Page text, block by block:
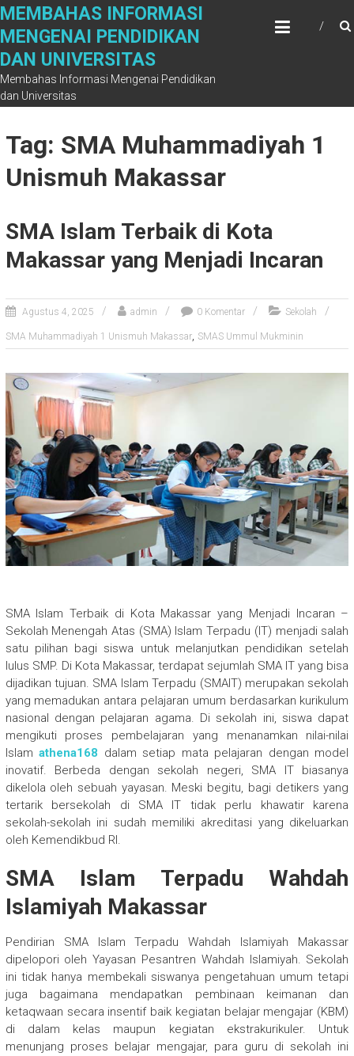
Skip
content
MEMBAHAS INFORMASI
MENGENAI PENDIDIKAN
DAN UNIVERSITAS
Membahas Informasi Mengenai Pendidikan
dan Universitas
Tag: SMA Muhammadiyah 1
Unismuh Makassar
SMA Islam Terbaik di Kota
Makassar yang Menjadi Incaran
Agustus 4, 2025 admin 0 Komentar Sekolah
SMA Muhammadiyah 1 Unismuh Makassar, SMAS Ummul Mukminin
SMA Islam Terbaik di Kota Makassar yang Menjadi Incaran –
Sekolah Menengah Atas (SMA) Islam Terpadu (IT) menjadi salah
satu pilihan bagi siswa untuk melanjutkan pendidikan setelah
lulus SMP. Di Kota Makassar, terdapat sejumlah SMA IT yang bisa
dijadikan tujuan. SMA Islam Terpadu (SMAIT) merupakan sekolah
yang memadukan antara pelajaran umum berdasarkan kurikulum
nasional dengan pelajaran agama. Di sekolah ini, siswa dapat
mengikuti proses pembelajaran yang menanamkan nilai-nilai
Islamathena168 dalam setiap mata pelajaran dengan model
inovatif. Berbeda dengan sekolah negeri, SMA IT biasanya
dikelola oleh sebuah yayasan. Meski begitu, bagi detikers yang
tertarik bersekolah di SMA IT tidak perlu khawatir karena
sekolah-sekolah ini sudah memiliki akreditasi yang dikeluarkan
oleh Kemendikbud RI.
SMA Islam Terpadu Wahdah
Islamiyah Makassar
Pendirian SMA Islam Terpadu Wahdah Islamiyah Makassar
dipelopori oleh Yayasan Pesantren Wahdah Islamiyah. Sekolah
ini tidak hanya membekali siswanya pengetahuan umum tetapi
juga bagaimana mendapatkan pembinaan keimanan dan
ketaqwaan secara insentif baik kegiatan belajar mengajar (KBM)
di dalam kelas maupun kegiatan ekstrakurikuler. Untuk
menunjang proses belajar mengajar, para guru di sekolah ini